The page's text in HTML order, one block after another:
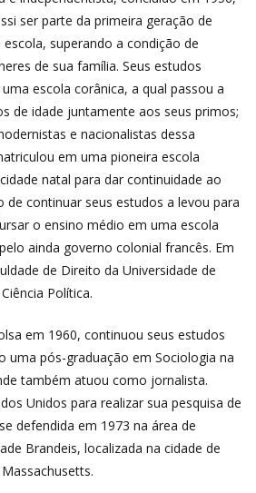
ser parte da primeira geração de
superando a condição de
de sua família. Seus estudos
escola corânica, a qual passou a
de idade juntamente aos seus primos;
e nacionalistas dessa
em uma pioneira escola
natal para dar continuidade ao
de continuar seus estudos a levou para
o ensino médio em uma escola
ainda governo colonial francês. Em
de Direito da Universidade de
Política.
em 1960, continuou seus estudos
uma pós-graduação em Sociologia na
também atuou como jornalista.
Unidos para realizar sua pesquisa de
defendida em 1973 na área de
Brandeis, localizada na cidade de